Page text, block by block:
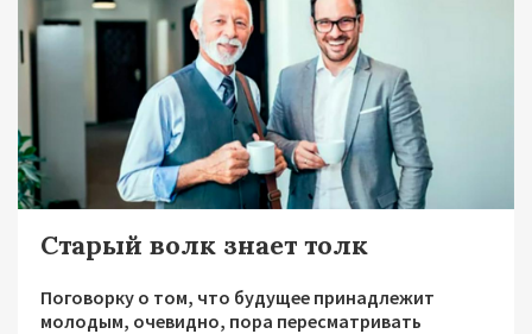
Старый волк знает толк
Поговорку о том, что будущее принадлежит
молодым, очевидно, пора пересматривать